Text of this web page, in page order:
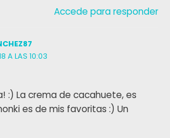
Accede para responder
A LAS 10:03
:) La crema de cacahuete, es
es de mis favoritas :) Un